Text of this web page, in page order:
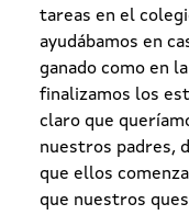
tareas en el
ayudábamos en
ganado como en
finalizamos los
claro que
nuestros padres,
que ellos
que nuestros